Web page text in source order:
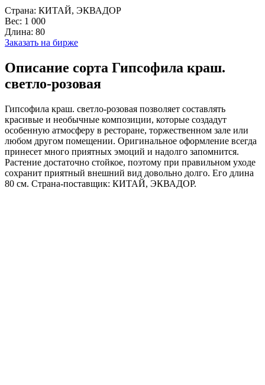
Страна: КИТАЙ, ЭКВАДОР
Вес: 1 000
Длина: 80
Заказать на бирже
Описание сорта Гипсофила краш.
светло-розовая
Гипсофила краш. светло-розовая позволяет составлять
красивые и необычные композиции, которые создадут
особенную атмосферу в ресторане, торжественном зале или
любом другом помещении. Оригинальное оформление всегда
принесет много приятных эмоций и надолго запомнится.
Растение достаточно стойкое, поэтому при правильном уходе
сохранит приятный внешний вид довольно долго. Его длина
80 см. Страна-поставщик: КИТАЙ, ЭКВАДОР.